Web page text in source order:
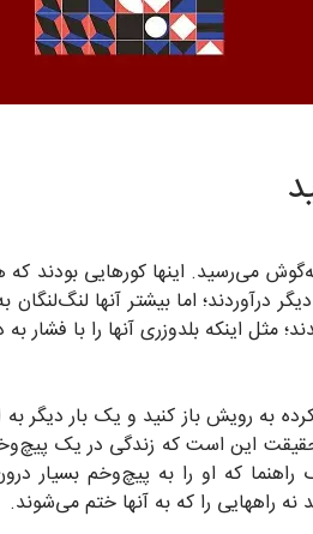
می‌رسید. اینها کورهایی بودند
درآوردند؛ اما بیشتر آنها
اینکه بلدوزری آنها را با فشار به
به رویش باز کنید و یک بار دیگر
این است که زندگی در یک
که او را به پیچ‌وخم بسیار
نه راههایی را که به آنها ختم می‌شوند.